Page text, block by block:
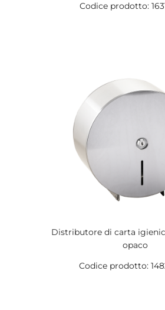
Codice prodotto:
Distributore di carta
opaco
Codice prodotto: